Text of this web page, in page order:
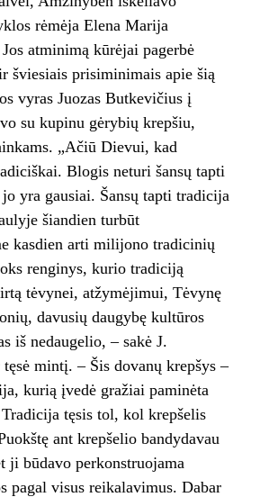
rėmėja Elena Marija
atminimą kūrėjai pagerbė
šviesiais prisiminimais apie šią
vyras Juozas Butkevičius į
su kupinu gėrybių krepšiu,
„Ačiū Dievui, kad
Blogis neturi šansų tapti
yra gausiai. Šansų tapti tradicija
šiandien turbūt
kasdien arti milijono tradicinių
renginys, kurio tradiciją
tėvynei, atžymėjimui, Tėvynę
davusių daugybę kultūros
iš nedaugelio, – sakė J.
mintį. – Šis dovanų krepšys –
kurią įvedė gražiai paminėta
tęsis tol, kol krepšelis
ant krepšelio bandydavau
ji būdavo perkonstruojama
pagal visus reikalavimus. Dabar